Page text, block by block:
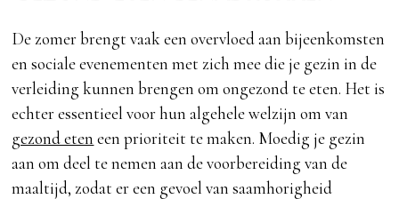
De zomer brengt vaak een overvloed aan bijeenkomsten
en sociale evenementen met zich mee die je gezin in de
verleiding kunnen brengen om ongezond te eten. Het is
echter essentieel voor hun algehele welzijn om van
gezond eten een prioriteit te maken. Moedig je gezin
aan om deel te nemen aan de voorbereiding van de
maaltijd, zodat er een gevoel van saamhorigheid